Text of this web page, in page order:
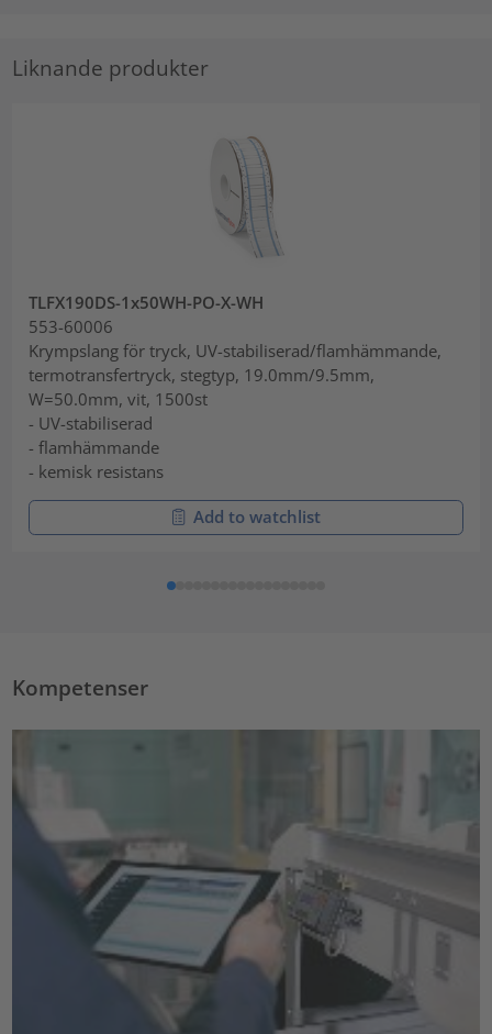
Liknande produkter
TLFX190DS-1x50WH-PO-X-WH
553-60006
Krympslang för tryck, UV-stabiliserad/flamhämmande,
termotransfertryck, stegtyp, 19.0mm/9.5mm,
W=50.0mm, vit, 1500st
- UV-stabiliserad
- flamhämmande
- kemisk resistans
Add to watchlist
Kompetenser